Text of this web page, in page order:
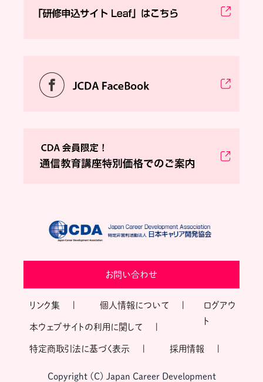
お問い合わせ
リンク集 個人情報について
本ウェブサイトの利用に関して
特定商取引法に基づく表示 採用情報
ログアウ
ト
Copyright (C) Japan Career Development